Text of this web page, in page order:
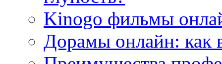
Kinogo фильмы
Дорамы онлайн: как